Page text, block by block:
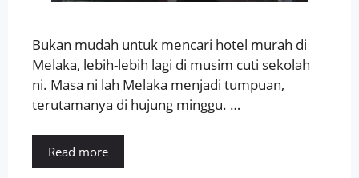
Bukan mudah untuk mencari hotel murah di
Melaka, lebih-lebih lagi di musim cuti sekolah
ni. Masa ni lah Melaka menjadi tumpuan,
terutamanya di hujung minggu. …
Read more